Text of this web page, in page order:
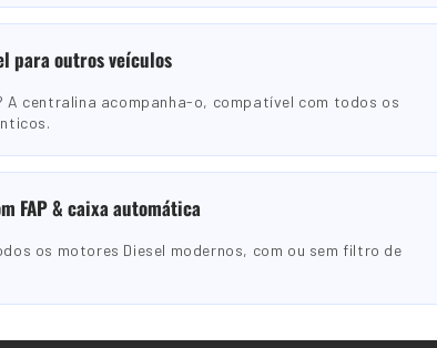
para outros veículos
A centralina acompanha-o, compatível com todos os
FAP & caixa automática
os motores Diesel modernos, com ou sem filtro de